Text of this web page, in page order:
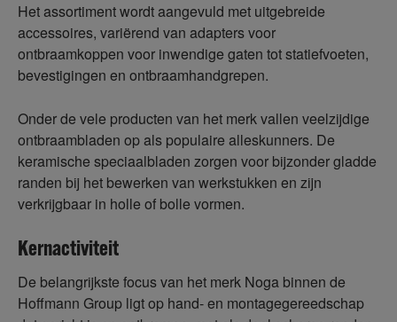
Het assortiment wordt aangevuld met uitgebreide
accessoires, variërend van adapters voor
ontbraamkoppen voor inwendige gaten tot statiefvoeten,
bevestigingen en ontbraamhandgrepen.
Onder de vele producten van het merk vallen veelzijdige
ontbraambladen op als populaire alleskunners. De
keramische speciaalbladen zorgen voor bijzonder gladde
randen bij het bewerken van werkstukken en zijn
verkrijgbaar in holle of bolle vormen.
Kernactiviteit
De belangrijkste focus van het merk Noga binnen de
Hoffmann Group ligt op hand- en montagegereedschap